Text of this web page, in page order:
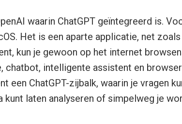
waarin ChatGPT geïntegreerd is.
Het is een aparte applicatie, net
kun je gewoon op het internet
chatbot, intelligente assistent en
een ChatGPT-zijbalk, waarin je vragen
kunt laten analyseren of simpelweg je